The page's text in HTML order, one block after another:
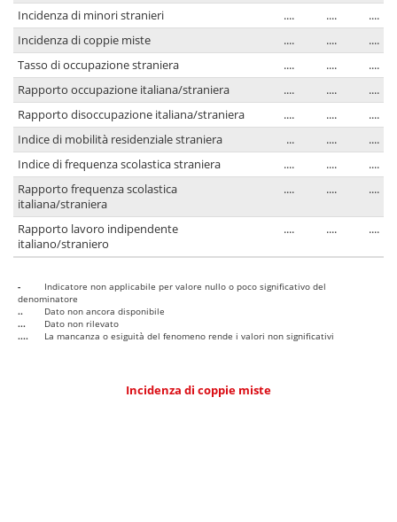
Incidenza di minori stranieri
.... ....
....
Incidenza di coppie miste
.... ....
....
Tasso di occupazione straniera
.... ....
....
Rapporto occupazione italiana/straniera
.... ....
....
Rapporto disoccupazione italiana/straniera
.... ....
....
Indice di mobilità residenziale straniera
... ....
....
Indice di frequenza scolastica straniera
.... ....
....
Rapporto frequenza scolastica
italiana/straniera
.... .... ....
Rapporto lavoro indipendente
italiano/straniero
.... .... ....
-
Indicatore non applicabile per valore nullo o poco significativo del
denominatore
..
Dato non ancora disponibile
...
Dato non rilevato
....
La mancanza o esiguità del fenomeno rende i valori non significativi
Incidenza di coppie miste